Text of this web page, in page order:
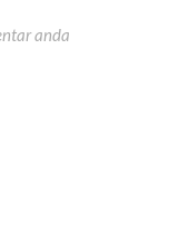
anda